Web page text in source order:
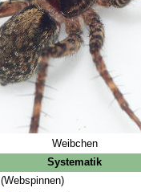
Weibchen
Systematik
(Webspinnen)